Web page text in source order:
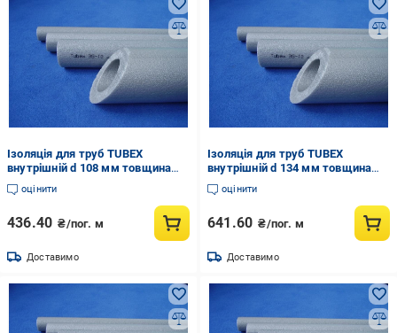
Ізоляція для труб TUBEX
внутрішній d 108 мм товщина
стінки 20 мм (838094052)
оцінити
436.40 ₴/пог. м
Доставимо
Ізоляція для труб TUBEX
внутрішній d 134 мм товщина
стінки 20 мм (838096927)
оцінити
641.60 ₴/пог. м
Доставимо